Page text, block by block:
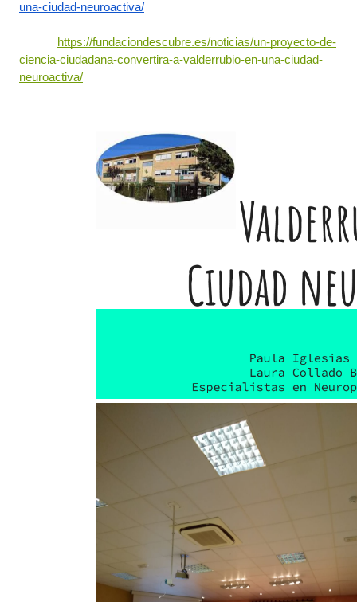
una-ciudad-neuroactiva/
https://fundaciondescubre.es/noticias/un-proyecto-de-
ciencia-ciudadana-convertira-a-valderrubio-en-una-ciudad-
neuroactiva/